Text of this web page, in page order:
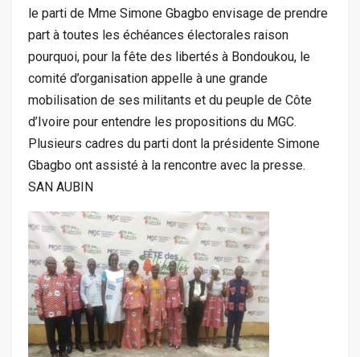
le parti de Mme Simone Gbagbo envisage de prendre
part à toutes les échéances électorales raison
pourquoi, pour la fête des libertés à Bondoukou, le
comité d’organisation appelle à une grande
mobilisation de ses militants et du peuple de Côte
d’Ivoire pour entendre les propositions du MGC.
Plusieurs cadres du parti dont la présidente Simone
Gbagbo ont assisté à la rencontre avec la presse.
SAN AUBIN